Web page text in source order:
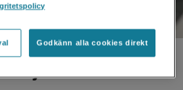
amma?
Godkänn alla cookies direkt